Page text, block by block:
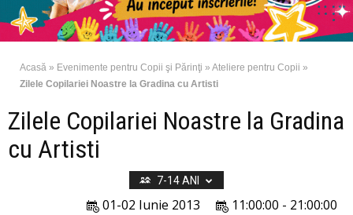
Acasă » Evenimente pentru Copii şi Părinţi » Ateliere pentru Copii »
Zilele Copilariei Noastre la Gradina cu Artisti
Zilele Copilariei Noastre la Gradina
cu Artisti
7-14 ANI
11:00:00 - 21:00:00
01-02 Iunie 2013